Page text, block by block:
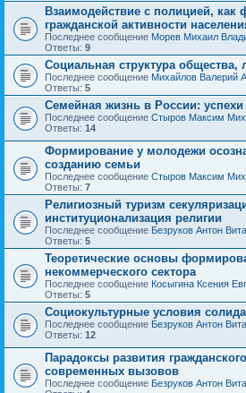
Взаимодействие с полицией,
гражданской активности
Последнее сообщение Морев Михаил
Ответы: 9
Социальная структура общества,
Последнее сообщение Михайлов Валерий
Ответы: 5
Семейная жизнь в России:
Последнее сообщение Стыров Максим
Ответы: 14
Формирование у молодежи
созданию семьи
Последнее сообщение Стыров Максим
Ответы: 7
Религиозный туризм
институционализация религии
Последнее сообщение Безруков Антон
Ответы: 5
Теоретические основы
некоммерческого сектора
Последнее сообщение Косыгина Ксения
Ответы: 5
Социокультурные условия
Последнее сообщение Безруков Антон
Ответы: 12
Парадоксы развития
современных вызовов
Последнее сообщение Безруков Антон